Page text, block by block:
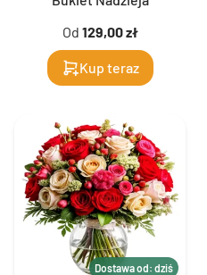
Od 129,00 zł
Kup teraz
Dostawa od: dziś